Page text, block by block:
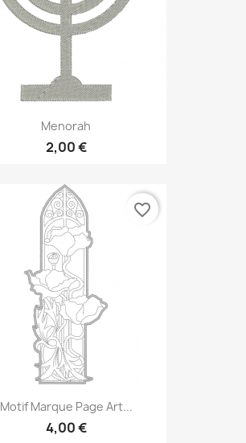
Menorah
2,00 €
Motif Marque Page Art...
4,00 €
favorite_border